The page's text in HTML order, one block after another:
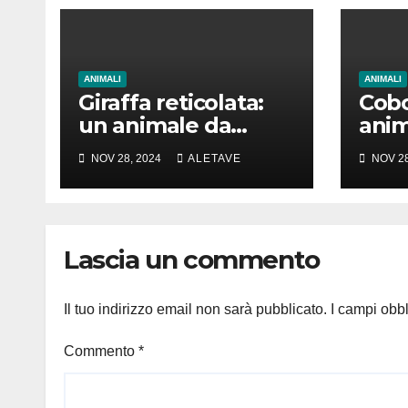
ANIMALI
Giraffa reticolata:
un animale da
amare
NOV 28, 2024 ALETAVE
ANIMALI
NOV
Lascia un commento
Il tuo indirizzo email non sarà pubblicato. I campi
Commento *